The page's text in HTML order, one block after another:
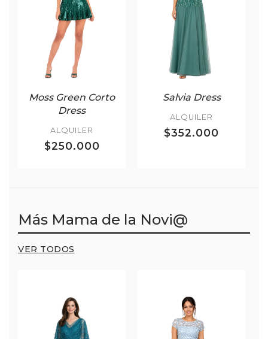
Moss Green Corto
Dress
ALQUILER
$250.000
Salvia Dress
ALQUILER
$352.000
Más Mama de la Novi@
VER TODOS